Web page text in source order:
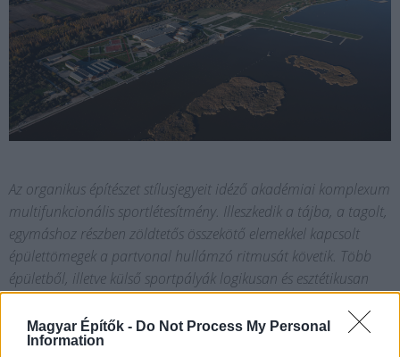
Magyar Építők - Do Not Process My Personal
Information
Az organikus építészet stílusjegyeit idéző akadémiai komplexum
multifunkcionális sportlétesítmény. Illeszkedik a tájba, a tagolt,
egymáshoz részben zöldtetős összekötő elemekkel kapcsolt
épülettömegek a partvonal hullámzó ritmusát követik. Több
épületből, illetve külső sportpályák logikusan és esztétikusan
külső és a belső terek kapcsolódását. Egyedi térélményt
nyújtanak a rétegelt ragasztott fatartók. A beruházás számos